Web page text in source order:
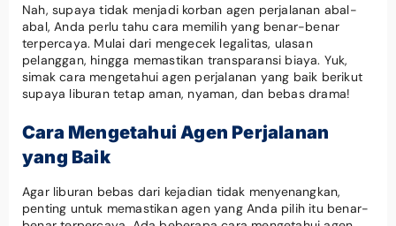
Nah, supaya tidak menjadi korban agen perjalanan abal-
abal, Anda perlu tahu cara memilih yang benar-benar
terpercaya. Mulai dari mengecek legalitas, ulasan
pelanggan, hingga memastikan transparansi biaya. Yuk,
simak cara mengetahui agen perjalanan yang baik berikut
supaya liburan tetap aman, nyaman, dan bebas drama!
Cara Mengetahui Agen Perjalanan
yang Baik
Agar liburan bebas dari kejadian tidak menyenangkan,
penting untuk memastikan agen yang Anda pilih itu benar-